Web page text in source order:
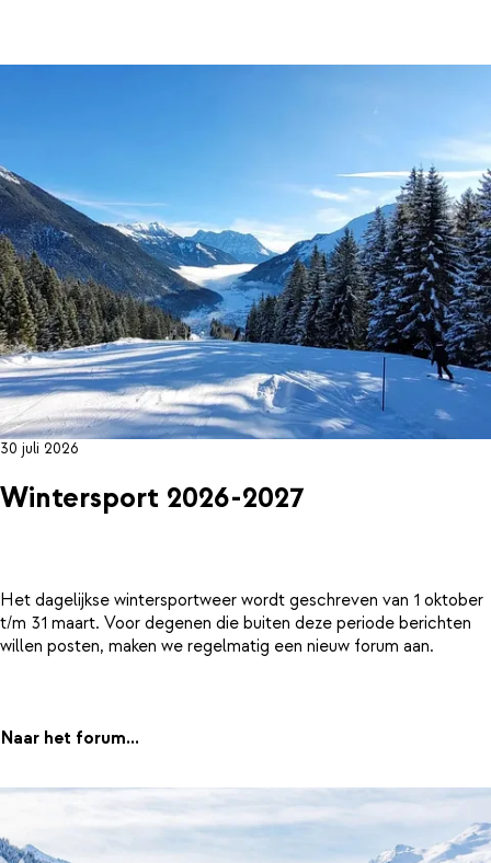
30 juli 2026
Wintersport 2026-2027
Het dagelijkse wintersportweer wordt geschreven van 1 oktober
t/m 31 maart. Voor degenen die buiten deze periode berichten
willen posten, maken we regelmatig een nieuw forum aan.
Naar het forum...